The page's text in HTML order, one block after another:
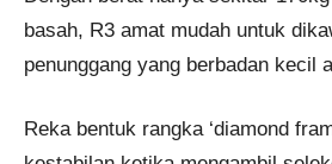
basah, R3 amat mudah untuk
penunggang yang berbadan kecil
Reka bentuk rangka ‘diamond